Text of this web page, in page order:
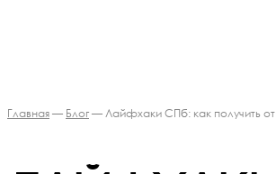
Главная— Блог— Лайфхаки СПб: как получить